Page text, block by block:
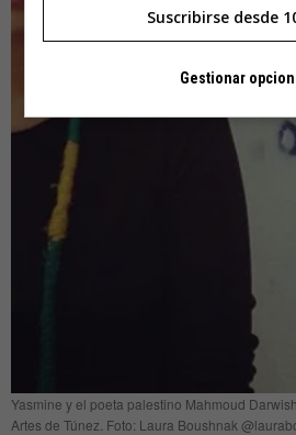
Yasmine y el poeta palestino Mahmoud
Artes de Túnez. Foto: Laura Boushnak
Suscribirse desde
Gestionar